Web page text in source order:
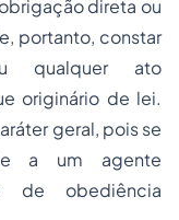
direta ou
portanto, constar
qualquer ato
originário de lei.
geral, pois se
a um agente
de obediência